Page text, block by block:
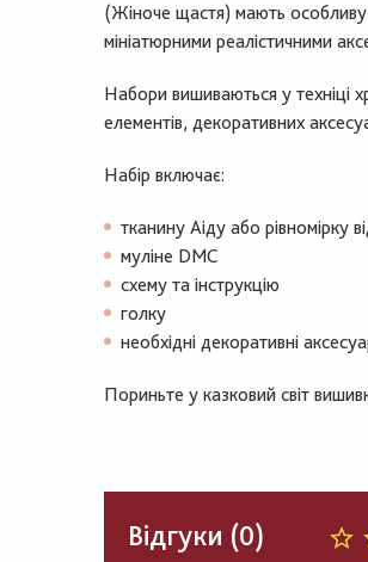
(Жіноче щастя) мають
мініатюрними реалістичними
Набори вишиваються у техніці
елементів, декоративних
Набір включає:
тканину Аіду або рівномірку
муліне DMC
схему та інструкцію
голку
необхідні декоративні
Пориньте у казковий світ
Відгуки (0)